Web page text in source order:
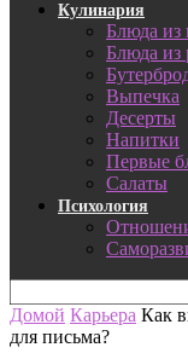
Кулинария
Блюда из
Блюда
Выпечка
Десерты
Напитки
Первые
Салаты
Психология
Домой Карьера Как
для письма?